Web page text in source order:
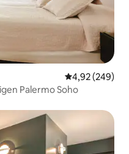
4,92 (249)
Palermo Soho